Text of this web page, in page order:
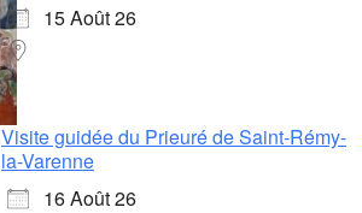
15 Août 26
Visite guidée du Prieuré de Saint-Rémy-
la-Varenne
16 Août 26